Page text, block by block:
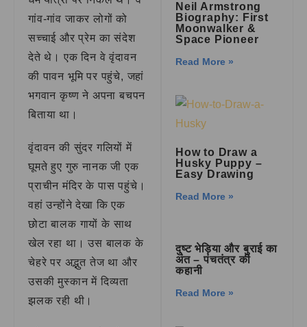
गांव-गांव जाकर लोगों को
सच्चाई और प्रेम का संदेश
देते थे। एक दिन वे वृंदावन
की पावन भूमि पर पहुंचे, जहां
भगवान कृष्ण ने अपना बचपन
बिताया था।
वृंदावन की सुंदर गलियों में
घूमते हुए गुरु नानक जी एक
प्राचीन मंदिर के पास पहुंचे।
वहां उन्होंने देखा कि एक
छोटा बालक गायों के साथ
खेल रहा था। उस बालक के
चेहरे पर अद्भुत तेज था और
उसकी मुस्कान में दिव्यता
झलक रही थी।
Neil Armstrong
Biography: First
Moonwalker &
Space Pioneer
Read More »
How to Draw a
Husky Puppy –
Easy Drawing
Read More »
दुष्ट भेड़िया और बुराई का
अंत – पंचतंत्र की
कहानी
Read More »